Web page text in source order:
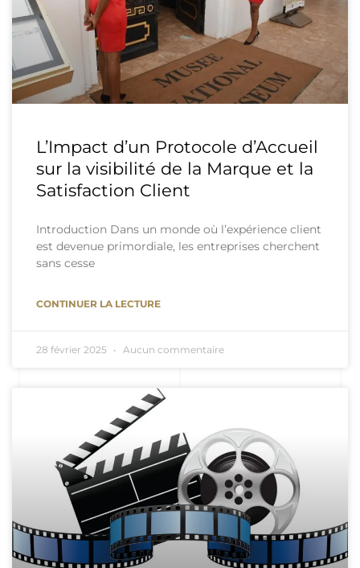
L’Impact d’un Protocole d’Accueil
sur la visibilité de la Marque et la
Satisfaction Client
Introduction Dans un monde où l’expérience client
est devenue primordiale, les entreprises cherchent
sans cesse
CONTINUER LA LECTURE
28 février 2025 Aucun commentaire